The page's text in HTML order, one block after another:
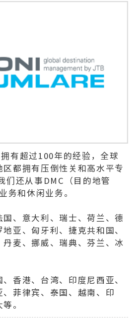
有超过100年的经验，全球
都拥有压倒性关和高水平专
们还从事DMC（目的地管
务和休闲业务。
、意大利、瑞士、荷兰、德
亚、匈牙利、捷克共和国、
麦、挪威、瑞典、芬兰、冰
香港、台湾、印度尼西亚、
菲律宾、泰国、越南、印
。